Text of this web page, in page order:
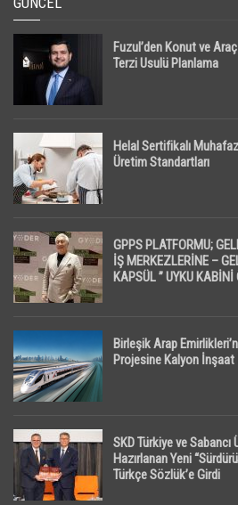
Fuzul’den Konut ve
Terzi Usulü Planlama
Helal Sertifikalı
Üretim Standartları
GPPS PLATFORMU;
İŞ MERKEZLERİNE –
KAPSÜL ” UYKU KABİNİ
Birleşik Arap
Projesine Kalyon İnşaat
SKD Türkiye ve
Hazırlanan Yeni
Türkçe Sözlük’e Girdi